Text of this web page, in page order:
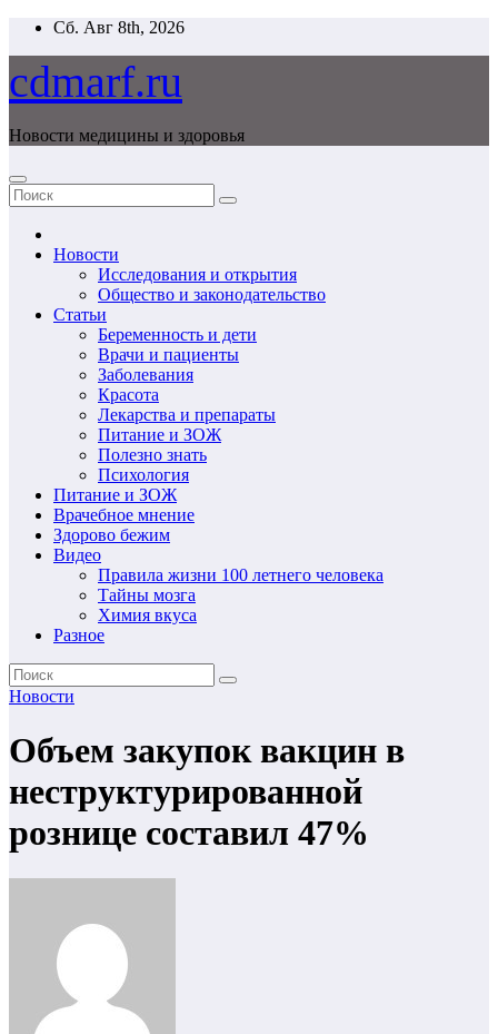
Перейти
содержимому
Сб. Авг 8th, 2026
cdmarf.ru
Новости медицины и здоровья
Новости
Исследования и открытия
Общество и законодательство
Статьи
Беременность и дети
Врачи и пациенты
Заболевания
Красота
Лекарства и препараты
Питание и ЗОЖ
Полезно знать
Психология
Питание и ЗОЖ
Врачебное мнение
Здорово бежим
Видео
Правила жизни 100 летнего человека
Тайны мозга
Химия вкуса
Разное
Новости
Объем закупок вакцин в
неструктурированной
рознице составил 47%